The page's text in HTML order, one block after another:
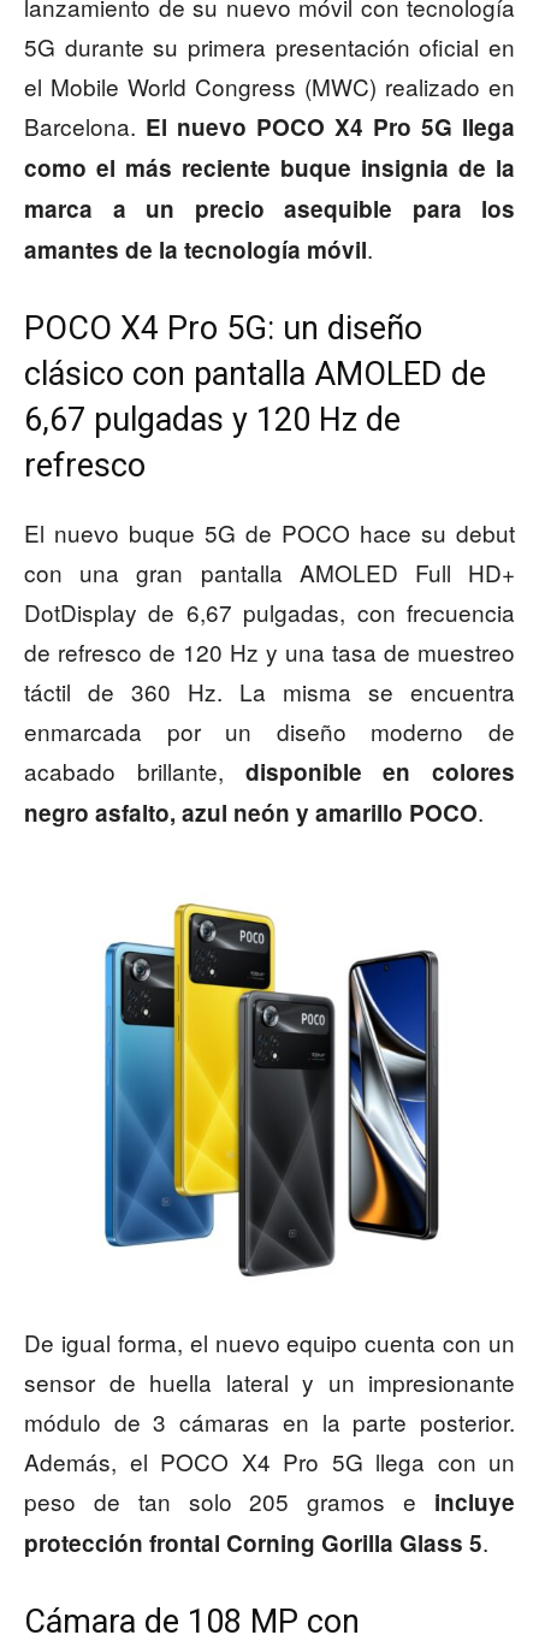
lanzamiento de su nuevo móvil con tecnología
5G durante su primera presentación oficial en
el Mobile World Congress (MWC) realizado en
Barcelona. El nuevo POCO X4 Pro 5G llega
como el más reciente buque insignia de la
marca a un precio asequible para los
amantes de la tecnología móvil.
POCO X4 Pro 5G: un diseño
clásico con pantalla AMOLED de
6,67 pulgadas y 120 Hz de
refresco
El nuevo buque 5G de POCO hace su debut
con una gran pantalla AMOLED Full HD+
DotDisplay de 6,67 pulgadas, con frecuencia
de refresco de 120 Hz y una tasa de muestreo
táctil de 360 Hz. La misma se encuentra
enmarcada por un diseño moderno de
acabado brillante, disponible en colores
negro asfalto, azul neón y amarillo POCO.
De igual forma, el nuevo equipo cuenta con un
sensor de huella lateral y un impresionante
módulo de 3 cámaras en la parte posterior.
Además, el POCO X4 Pro 5G llega con un
peso de tan solo 205 gramos e incluye
protección frontal Corning Gorilla Glass 5.
Cámara de 108 MP con